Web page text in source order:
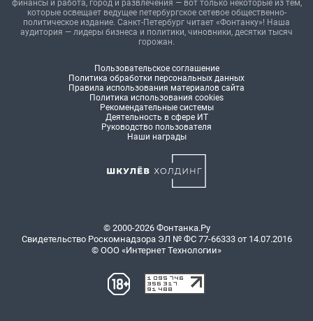
финансы и работа, город и развлечения — вот только некоторые из тем,
которые освещает ведущее петербургское сетевое общественно-
политическое издание. Санкт-Петербург читает «Фонтанку»! Наша
аудитория — лидеры бизнеса и политики, чиновники, десятки тысяч
горожан.
Пользовательское соглашение
Политика обработки персональных данных
Правила использования материалов сайта
Политика использования cookies
Рекомендательные системы
Деятельность в сфере ИТ
Руководство пользователя
Наши награды
© 2000-2026 Фонтанка.Ру
Свидетельство Роскомнадзора ЭЛ № ФС 77-66333 от 14.07.2016
© ООО «Интернет Технологии»